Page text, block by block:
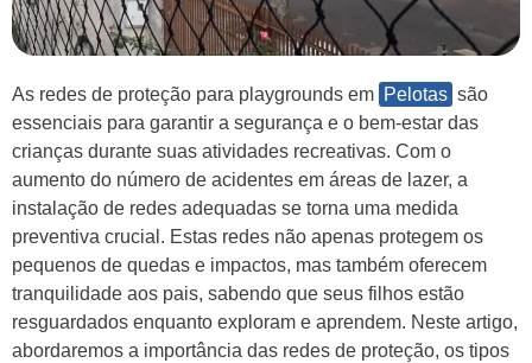
As redes de proteção para playgrounds em Pelotas são
essenciais para garantir a segurança e o bem-estar das
crianças durante suas atividades recreativas. Com o
aumento do número de acidentes em áreas de lazer, a
instalação de redes adequadas se torna uma medida
preventiva crucial. Estas redes não apenas protegem os
pequenos de quedas e impactos, mas também oferecem
tranquilidade aos pais, sabendo que seus filhos estão
resguardados enquanto exploram e aprendem. Neste artigo,
abordaremos a importância das redes de proteção, os tipos